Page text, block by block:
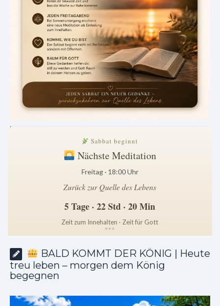
.
Sabbat beginnt
Nächste Meditation
Freitag · 18:00 Uhr
Zurück zur Quelle des Lebens
5 Tage · 22 Std · 20 Min
Zeit zum Innehalten · Zeit für Gott
***
BALD KOMMT DER KÖNIG | Heute
treu leben – morgen dem König
begegnen